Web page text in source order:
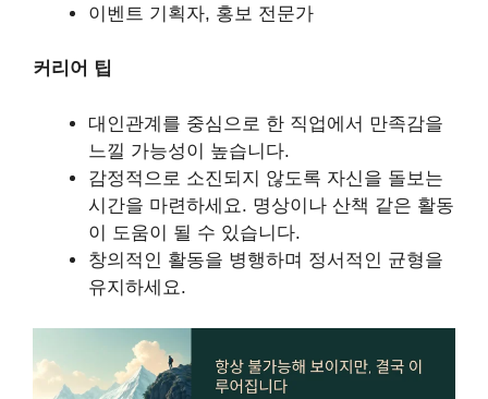
이벤트 기획자, 홍보 전문가
커리어 팁
대인관계를 중심으로 한 직업에서 만족감을
느낄 가능성이 높습니다.
감정적으로 소진되지 않도록 자신을 돌보는
시간을 마련하세요. 명상이나 산책 같은 활동
이 도움이 될 수 있습니다.
창의적인 활동을 병행하며 정서적인 균형을
유지하세요.